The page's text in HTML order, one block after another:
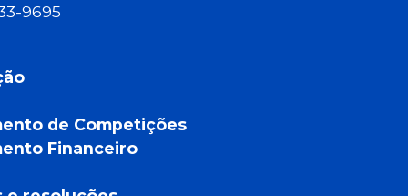
9695
de Competições
Financeiro